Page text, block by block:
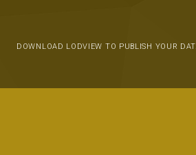
DOWNLOAD LODVIEW TO PUBLISH YOUR